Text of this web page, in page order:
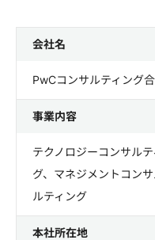
会社名
PwCコンサルティング
事業内容
テクノロジーコンサル
グ、マネジメントコン
ルティング
本社所在地